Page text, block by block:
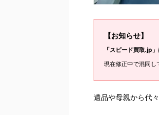
【お知らせ】
「スピード買取.jp
現在修正中で混同し
遺品や母親から代